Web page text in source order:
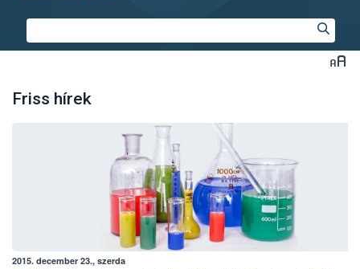
Friss hírek
2015. december 23., szerda